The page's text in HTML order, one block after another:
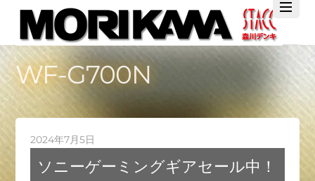
TwitterFacebook
YouTube
WF-G700N
2024年7月5日
ソニーゲーミングギアセール中！